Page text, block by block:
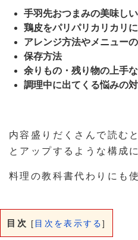
手羽先おつまみの美味し
鶏皮をパリパリカリカリ
アレンジ方法やメニュー
保存方法
余りもの・残り物の上手
調理中に出てくる悩みの
内容盛りだくさんで読む
とアップするような構成
料理の教科書代わりにも
目次 [ 目次を表示する]